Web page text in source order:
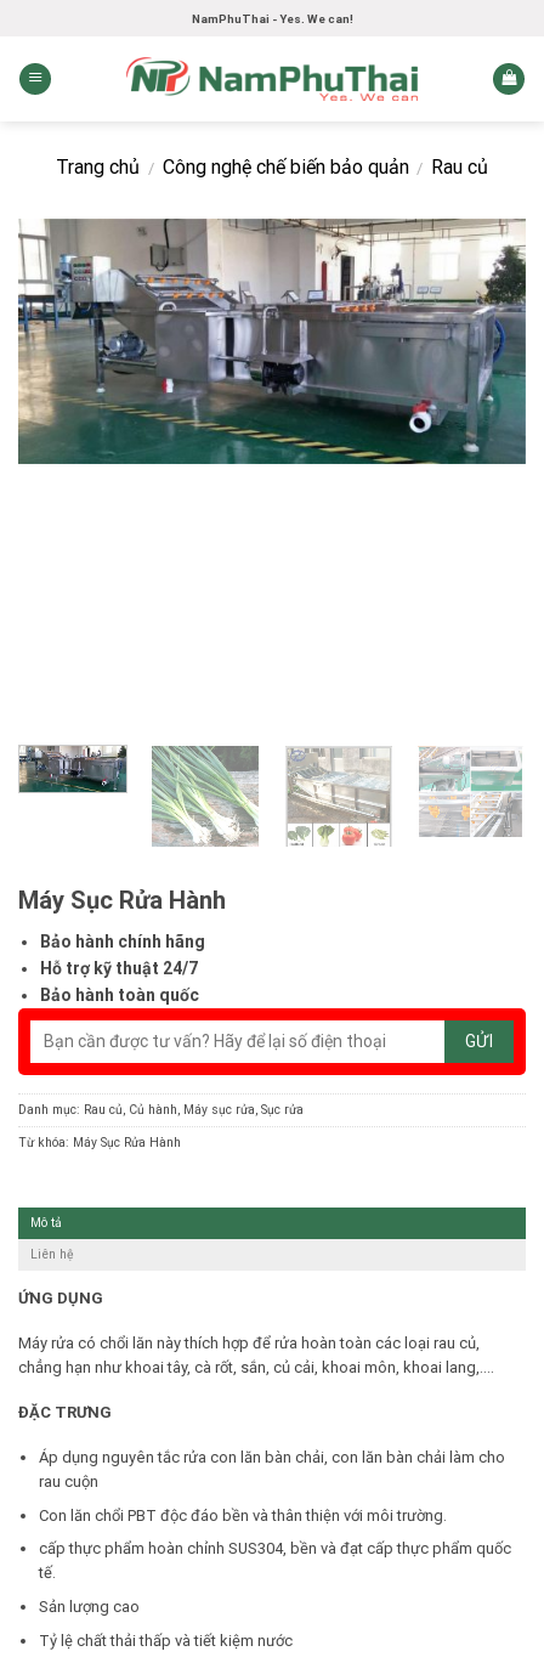
content
NamPhuThai - Yes. We can!
Trang chủ / Công nghệ chế biến bảo quản / Rau củ
Máy Sục Rửa Hành
Bảo hành chính hãng
Hỗ trợ kỹ thuật 24/7
Bảo hành toàn quốc
Danh mục: Rau củ, Củ hành, Máy sục rửa, Sục rửa
Từ khóa: Máy Sục Rửa Hành
Mô tả
Liên hệ
ỨNG DỤNG
Máy rửa có chổi lăn này thích hợp để rửa hoàn toàn các loại rau củ,
chẳng hạn như khoai tây, cà rốt, sắn, củ cải, khoai môn, khoai lang,….
ĐẶC TRƯNG
Áp dụng nguyên tắc rửa con lăn bàn chải, con lăn bàn chải làm cho
rau cuộn
Con lăn chổi PBT độc đáo bền và thân thiện với môi trường.
cấp thực phẩm hoàn chỉnh SUS304, bền và đạt cấp thực phẩm quốc
tế.
Sản lượng cao
Tỷ lệ chất thải thấp và tiết kiệm nước